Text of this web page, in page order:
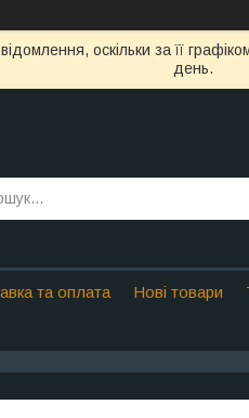
оскільки за її
день.
та оплата Нові товари